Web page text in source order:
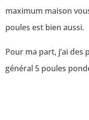
maximum maison
poules est bien aussi.
Pour ma part, j’ai des
général 5 poules